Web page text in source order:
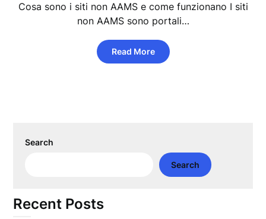
Cosa sono i siti non AAMS e come funzionano I siti
non AAMS sono portali…
Read More
Search
Search
Recent Posts